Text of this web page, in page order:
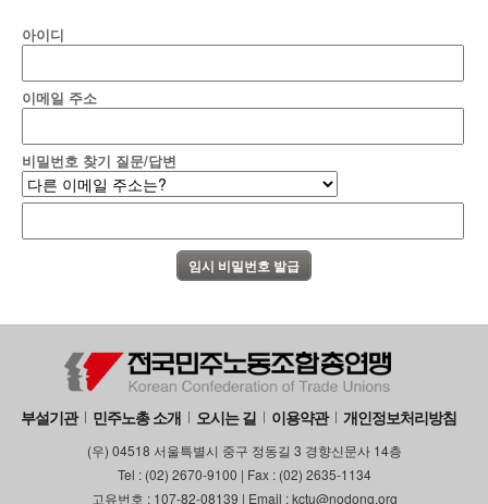
아이디
이메일 주소
비밀번호 찾기 질문/답변
부설기관 민주노총 소개 오시는 길 이용약관 개인정보처리방침
(우) 04518 서울특별시 중구 정동길 3 경향신문사 14층
Tel : (02) 2670-9100 | Fax : (02) 2635-1134
고유번호 : 107-82-08139 | Email : kctu@nodong.org